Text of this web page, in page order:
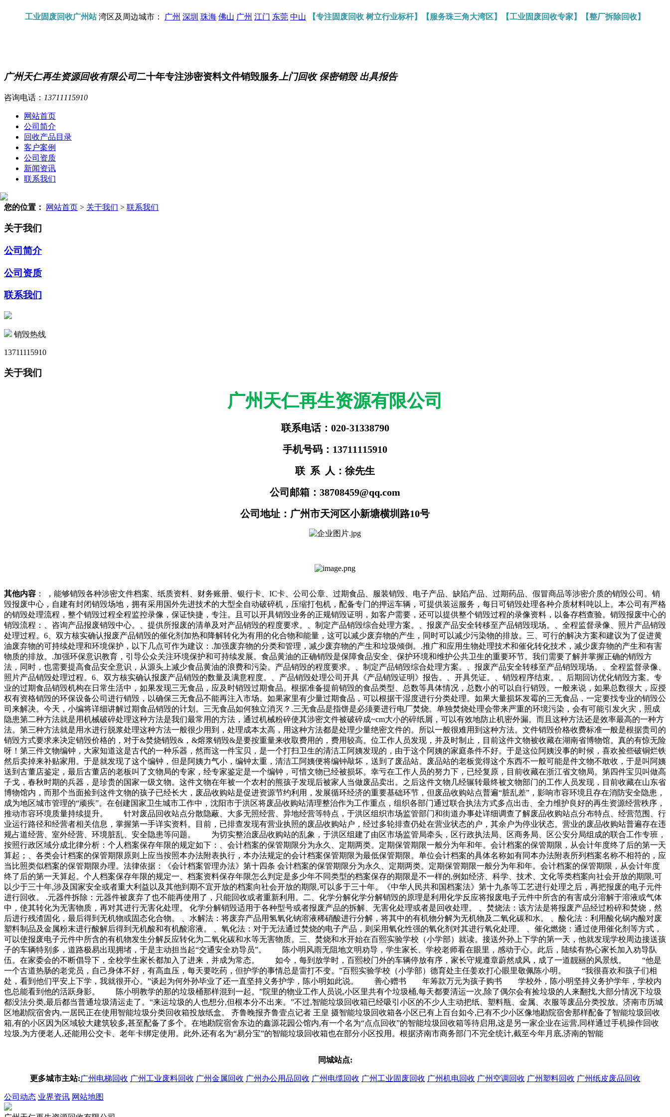
工业固废回收广州站湾区及周边城市： 广州 深圳 珠海 佛山 广州 江门 东莞 中山 【专注固废回收 树立行业标杆】【服务珠三角大湾区】【工业固废回收专家】【整厂拆除回收】
广州天仁再生资源回收有限公司二十年专注涉密资料文件销毁服务 上门回收 保密销毁 出具报告
咨询电话： 13711115910
网站首页
公司简介
回收产品目录
客户案例
公司资质
新闻资讯
联系我们
您的位置： 网站首页 > 关于我们 > 联系我们
关于我们
公司简介
公司资质
联系我们
销毁热线
13711115910
关于我们
广州天仁再生资源有限公司
联系电话：020-31338790
手机号码：13711115910
联 系 人：徐先生
公司邮箱：38708459@qq.com
公司地址：广州市天河区小新塘横圳路10号
其他内容 ： ，能够销毁各种涉密文件档案、纸质资料、财务账册、银行卡、IC卡、公司公章、过期食品、服装销毁、电子产品、缺陷产品、过期药品、假冒商品等涉密介质的销毁公司。销
毁报废中心，自建有封闭销毁场地，拥有采用国外先进技术的大型全自动破碎机，压缩打包机，配备专门的押运车辆，可提供装运服务，每日可销毁处理各种介质材料吨以上。本公司有严格
的销毁处理流程，整个销毁过程全程监控录像，保证快捷，专注。且可以开具销毁业务的正规销毁证明，如客户需要，还可以提供整个销毁过程的录像资料，以备存档查验。销毁报废中心的
销毁流程：、咨询产品报废销毁中心。、提供所报废的清单及对产品销毁的程度要求。、制定产品销毁综合处理方案。、报废产品安全转移至产品销毁现场。、全程监督录像、照片产品销毁
处理过程。6、双方核实确认报废产品销毁的催化剂加热和降解转化为有用的化合物和能量，这可以减少废弃物的产生，同时可以减少污染物的排放。三、可行的解决方案和建议为了促进黄
油废弃物的可持续处理和环境保护，以下几点可作为建议：.加强废弃物的分类和管理，减少废弃物的产生和垃圾倾倒。.推广和应用生物处理技术和催化转化技术，减少废弃物的产生和有害
物质的排放。.加强环保意识教育，引导公众关注环境保护和可持续发展。食品黄油的正确销毁是保障食品安全、保护环境和维护公共卫生的重要环节。我们需要了解并掌握正确的销毁方
法，同时，也需要提高食品安全意识，从源头上减少食品黄油的浪费和污染。产品销毁的程度要求。、制定产品销毁综合处理方案。、报废产品安全转移至产品销毁现场。、全程监督录像、
照片产品销毁处理过程。6、双方核实确认报废产品销毁的数量及满意程度。、产品销毁处理公司开具《产品销毁证明》报告。、开具凭证。、销毁程序结束。、后期回访优化销毁方案。专
业的过期食品销毁机构在日常生活中，如果发现三无食品，应及时销毁过期食品。根据准备提前销毁的食品类型、总数等具体情况，总数小的可以自行销毁。一般来说，如果总数很大，应授
权有资格销毁的环保设备公司进行销毁，以确保三无食品不能再注入市场。如果家里有少量过期食品，可以根据干湿度进行分类处理。如果大量损坏发霉的三无食品，一定要找专业的销毁公
司来解决。今天，小编将详细讲解过期食品销毁的计划。三无食品如何独立消灭？.三无食品是指饼是必须要进行电厂焚烧。单独焚烧处理会带来严重的环境污染，会有可能引发火灾，照成
隐患第二种方法就是用机械破碎处理这种方法是我们最常用的方法，通过机械粉碎使其涉密文件被破碎成~cm大小的碎纸屑，可以有效地防止机密外漏。而且这种方法还是效率最高的一种方
法。第三种方法就是用水进行脱浆处理这种方法一般很少用到，处理成本太高，用这种方法都是处理少量绝密文件的。所以一般很难用到这种方法。文件销毁价格收费标准一般是根据贵司的
销毁方式要求来决定销毁价格的，对于&焚烧销毁&，&熔浆销毁&是要按重量来收取费用的，费用较高。位工作人员发现，并及时制止，目前这件文物被收藏在湖南省博物馆。真的有惊无险
呀！第三件文物编钟，大家知道这是古代的一种乐器，然而这一件宝贝，是一个打扫卫生的清洁工阿姨发现的，由于这个阿姨的家庭条件不好。于是这位阿姨没事的时候，喜欢捡些破铜烂铁
然后卖掉来补贴家用。于是就发现了这个编钟，但是阿姨力气小，编钟太重，清洁工阿姨便将编钟敲坏，送到了废品站。废品站的老板觉得这个东西不一般可能是件文物不敢收，于是叫阿姨
送到古董店鉴定，最后古董店的老板叫了文物局的专家，经专家鉴定是一个编钟，可惜文物已经被损坏。幸亏在工作人员的努力下，已经复原，目前收藏在浙江省文物局。第四件宝贝叫做高
子戈，春秋时期的兵器，是珍贵的国家一级文物。这件文物在年被一个农村的熊孩子发现后被家人当做废品卖出。之后这件文物几经辗转最终被文物部门的工作人员发现，目前收藏在山东省
博物馆内，而那个当面捡到这件文物的孩子已经长大，废品收购站是促进资源节约利用，发展循环经济的重要基础环节，但废品收购站点普遍“脏乱差”，影响市容环境且存在消防安全隐患，
成为地区城市管理的“顽疾”。在创建国家卫生城市工作中，沈阳市于洪区将废品收购站清理整治作为工作重点，组织各部门通过联合执法方式多点出击、全力维护良好的再生资源经营秩序，
推动市容环境质量持续提升。 针对废品回收站点分散隐蔽、大多无照经营、异地经营等特点，于洪区组织市场监管部门和街道办事处详细调查了解废品收购站点分布特点、经营范围、行
业运行路径和经营者相关信息，掌握第一手详实资料。目前，已排查发现有营业执照的废品收购站户，经过多轮排查仍处在营业状态的户，其余户为停业状态。营业的废品收购站普遍存在违
规占道经营、室外经营、环境脏乱、安全隐患等问题。 为切实整治废品收购站的乱象，于洪区组建了由区市场监管局牵头，区行政执法局、区商务局、区公安分局组成的联合工作专班，
按照行政区域分成北律分析：个人档案保存年限的规定如下：、会计档案的保管期限分为永久、定期两类。定期保管期限一般分为年和年。会计档案的保管期限，从会计年度终了后的第一天
算起；、各类会计档案的保管期限原则上应当按照本办法附表执行，本办法规定的会计档案保管期限为最低保管期限。单位会计档案的具体名称如有同本办法附表所列档案名称不相符的，应
当比照类似档案的保管期限办理。法律依据：《会计档案管理办法》第十四条 会计档案的保管期限分为永久、定期两类。定期保管期限一般分为年和年。会计档案的保管期限，从会计年度
终了后的第一天算起。个人档案保存年限的规定一、档案资料保存年限怎么判定是多少年不同类型的档案保存的期限是不一样的,例如经济、科学、技术、文化等类档案向社会开放的期限,可
以少于三十年,涉及国家安全或者重大利益以及其他到期不宜开放的档案向社会开放的期限,可以多于三十年。《中华人民共和国档案法》第十九条等工艺进行处理之后，再把报废的电子元件
进行回收。 .元器件拆除：元器件被废弃了也不能再使用了，只能回收或者重新利用。二、化学分解化学分解销毁的原理是利用化学反应将报废电子元件中所含的有害成分溶解于溶液或气体
中，使其转化为无害物质，再对其进行无害化处理。 化学分解销毁适用于各种型号或者报废产品的拆解、无害化处理或者是回收处理。 、焚烧法：该方法是将报废产品经过粉碎和焚烧，然
后进行残渣固化，最后得到无机物或固态化合物。 、水解法：将废弃产品用氢氧化钠溶液稀硝酸进行分解，将其中的有机物分解为无机物及二氧化碳和水。 、酸化法：利用酸化锅内酸对废
塑料制品及金属粉末进行酸解后得到无机酸和有机酸溶液。 、氧化法：对于无法通过焚烧的电子产品，则采用氧化性强的氧化剂对其进行氧化处理。 、催化燃烧：通过使用催化剂等方式，
可以使报废电子元件中所含的有机物发生分解反应转化为二氧化碳和水等无害物质。三、焚烧和水开始在百熙实验学校（小学部）就读。接送外孙上下学的第一天，他就发现学校周边接送孩
子的车辆特别多，道路极易出现拥堵，于是主动担当起“交通安全劝导员”。 陈小明风雨无阻地文明劝导，学生家长、学校老师看在眼里，感动于心。此后，陆续有热心家长加入劝导队
伍。在家委会的不断倡导下，全校学生家长都加入了进来，并成为常态。 如今，每到放学时，百熙校门外的车辆停放有序，家长守规遵章蔚然成风，成了一道靓丽的风景线。 “他是
一个古道热肠的老党员，自己身体不好，有高血压，每天要吃药，但护学的事情总是雷打不变。”百熙实验学校（小学部）德育处主任姜欢打心眼里敬佩陈小明。 “我很喜欢和孩子们相
处，看到他们平安上下学，我就很开心。”谈起为何外孙毕业了还一直坚持义务护学，陈小明如此说。 善心赠书 年筹款万元为孩子购书 学校外，陈小明坚持义务护学年，学校内
也总能看到他的活跃身影。 陈小明教学的那的垃圾桶那样混到一起。”院里的物业工作人员说,小区里共有个垃圾桶,每天都要清运一次,除了偶尔会有捡垃圾的人来翻找,大部分情况下垃圾
都没法分类,最后都当普通垃圾清运走了。“来运垃圾的人也想分,但根本分不出来。”不过,智能垃圾回收箱已经吸引小区的不少人主动把纸、塑料瓶、金属、衣服等废品分类投放。济南市历城
区地勘院宿舍内,一居民正在使用智能垃圾分类回收箱投放纸盒。 齐鲁晚报齐鲁壹点记者 王皇 摄智能垃圾回收箱各小区已有上百台如今,已有不少小区像地勘院宿舍那样配备了智能垃圾回收
箱,有的小区因为区域较大建筑较多,甚至配备了多个。在地勘院宿舍东边的鑫源花园公馆内,有一个名为“点点回收”的智能垃圾回收箱等待启用,这是另一家企业在运营,同样通过手机操作回收
垃圾,为方便老人,还能用公交卡、老年卡绑定使用。此外,还有名为“易分宝”的智能垃圾回收箱也在部分小区投用。根据济南市商务部门不完全统计,截至今年月底,济南的智能
同城站点:
更多城市主站:广州电梯回收 广州工业废料回收 广州金属回收 广州办公用品回收 广州电缆回收 广州工业固废回收 广州机电回收 广州空调回收 广州塑料回收 广州纸皮废品回收
公司动态 业界资讯 网站地图